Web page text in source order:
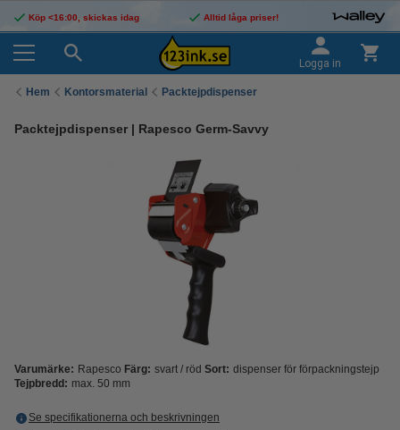
Köp <16:00, skickas idag Alltid låga priser!
Logga in
Hem Kontorsmaterial Packtejpdispenser
Packtejpdispenser | Rapesco Germ-Savvy
Varumärke: Rapesco Färg: svart / röd Sort: dispenser för förpackningstejp
Tejpbredd: max. 50 mm
Se specifikationerna och beskrivningen